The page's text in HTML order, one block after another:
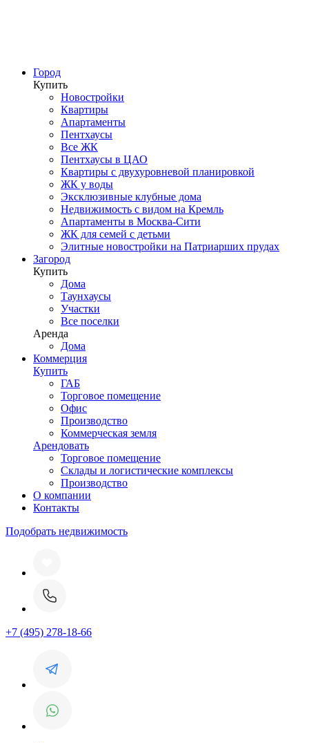
Город
Купить
Новостройки
Квартиры
Апартаменты
Пентхаусы
Все ЖК
Пентхаусы в ЦАО
Квартиры с двухуровневой планировкой
ЖК у воды
Эксклюзивные клубные дома
Недвижимость с видом на Кремль
Апартаменты в Москва-Сити
ЖК для семей с детьми
Элитные новостройки на Патриарших прудах
Загород
Купить
Дома
Таунхаусы
Участки
Все поселки
Аренда
Дома
Коммерция
Купить
ГАБ
Торговое помещение
Офис
Производство
Коммерческая земля
Арендовать
Торговое помещение
Склады и логистические комплексы
Производство
О компании
Контакты
Подобрать недвижимость
+7 (495) 278-18-66